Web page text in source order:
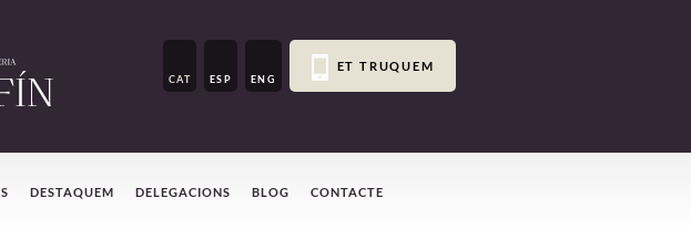
CAT ESP ENG
ET TRUQUEM
DESTAQUEM DELEGACIONS BLOG CONTACTE